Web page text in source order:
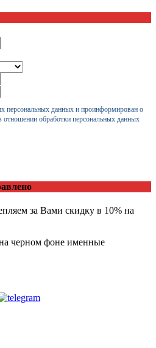
персональных данных и проинформирован о
отношении обработки персональных данных
за Вами скидку в 10% на